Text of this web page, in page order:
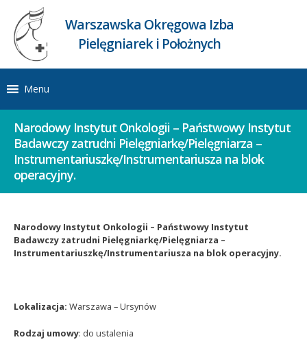
Warszawska Okręgowa Izba
Pielęgniarek i Położnych
Menu
Narodowy Instytut Onkologii – Państwowy Instytut
Badawczy zatrudni Pielęgniarkę/Pielęgniarza –
Instrumentariuszkę/Instrumentariusza na blok
operacyjny.
Narodowy Instytut Onkologii – Państwowy Instytut
Badawczy zatrudni Pielęgniarkę/Pielęgniarza –
Instrumentariuszkę/Instrumentariusza na blok operacyjny.
Lokalizacja: Warszawa – Ursynów
Rodzaj umowy: do ustalenia